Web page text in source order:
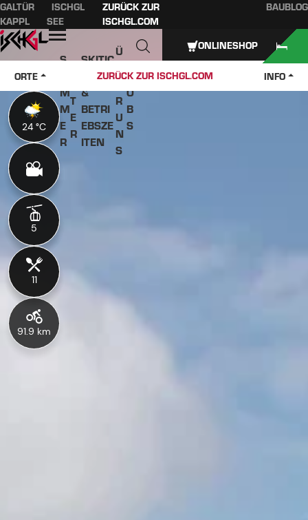
Hauptinhalt
Inhaltsverzeichnis
Hauptnavigation
Inhaltsverzeichnis
GALTÜR
ISCHGL
KAPPL
SEE
ZURÜCK ZUR
ISCHGL.COM
BAUBLOG
Öffnen
S
M
M
E
R
T
E
R
SKITIC
KETS
&
BETRI
EBSZE
ITEN
Ü
B
E
R
U
N
S
J
O
B
S
ORTE ZURÜCK ZUR ISCHGL.COM INFO
ONLINESHOP
24 °C
5
11
91.9 km
24 °C
5
11